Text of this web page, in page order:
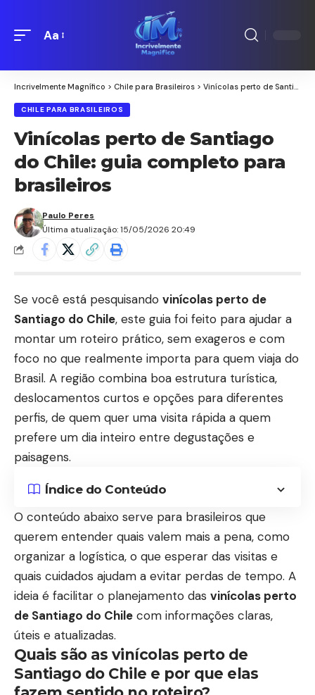
Redimensionamento
fontes
Aa
Incrivelmente Magnífico > Chile para Brasileiros > Vinícolas perto de Santiago do Chile: guia completo para brasileiros
CHILE PARA BRASILEIROS
Vinícolas perto de Santiago
do Chile: guia completo para
brasileiros
Última atualização: 15/05/2026 20:49
Paulo Peres
Se você está pesquisando vinícolas perto de
Santiago do Chile, este guia foi feito para ajudar a
montar um roteiro prático, sem exageros e com
foco no que realmente importa para quem viaja do
Brasil. A região combina boa estrutura turística,
deslocamentos curtos e opções para diferentes
perfis, de quem quer uma visita rápida a quem
prefere um dia inteiro entre degustações e
paisagens.
Índice do Conteúdo
O conteúdo abaixo serve para brasileiros que
querem entender quais valem mais a pena, como
organizar a logística, o que esperar das visitas e
quais cuidados ajudam a evitar perdas de tempo. A
ideia é facilitar o planejamento das vinícolas perto
de Santiago do Chile com informações claras,
úteis e atualizadas.
Quais são as vinícolas perto de
Santiago do Chile e por que elas